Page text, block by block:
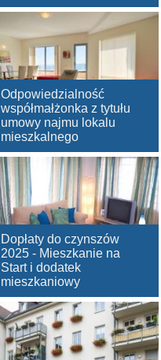
Odpowiedzialność
współmałżonka z tytułu
umowy najmu lokalu
mieszkalnego
Dopłaty do czynszów
2025 - Mieszkanie na
Start i dodatek
mieszkaniowy